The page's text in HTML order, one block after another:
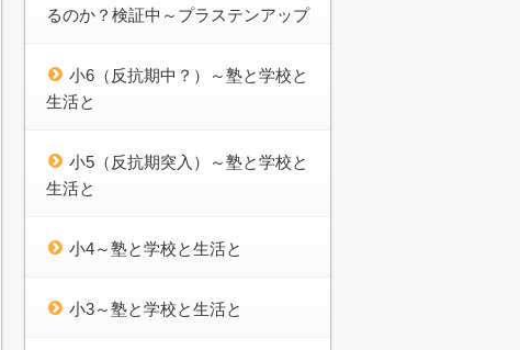
るのか？検証中～プラステンアップ
小6（反抗期中？）～塾と学校と
生活と
小5（反抗期突入）～塾と学校と
生活と
小4～塾と学校と生活と
小3～塾と学校と生活と